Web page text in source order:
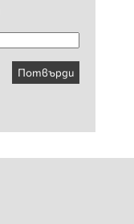
Потвърди